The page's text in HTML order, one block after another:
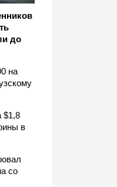
до
на
$1,8
в
со